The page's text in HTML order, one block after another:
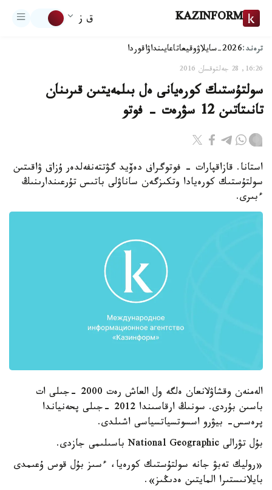
KAZINFORM ق ز
ترەند:2026-سايلاۋ وقيعاتاعايىنداۋاقوردا
16:26, 28 جەلتوقسان 2016
سولتۇستىك كورەيانى ەل بىلمەيتىن قىرىنان
تانىتاتىن 12 سۋرەت - فوتو
استانا. قازاقپارات - فوتوگراف دەۆيد گۋتتەنفەلدەر ۇزاق ۋاقىتىن
سولتۇستىك كورەيادا وتكىزگەن ساناۋلى باتىس تۇرعىندارىنىڭ
ءبىرى.
الەمنەن وقشاۋلانعان ەلگە ول العاش رەت 2000 -جىلى ات
باسىن بۇردى. سونىڭ ارقاسىندا 2012 -جىلى پحەنياندا
پرەسس- بيۋرو اسسوتسياتسياسى اشىلدى.
بۇل تۋرالى National Geographic باسىلىمى جازدى.
«روليك تەبۋ جانە سولتۇستىك كورەيا، ءسىز بۇل قوس ۇعىمدى
بايلانىستىرا المايتىن ەدىڭىز».